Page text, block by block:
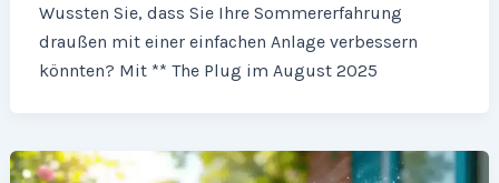
Wussten Sie, dass Sie Ihre Sommererfahrung
draußen mit einer einfachen Anlage verbessern
könnten? Mit ** The Plug im August 2025